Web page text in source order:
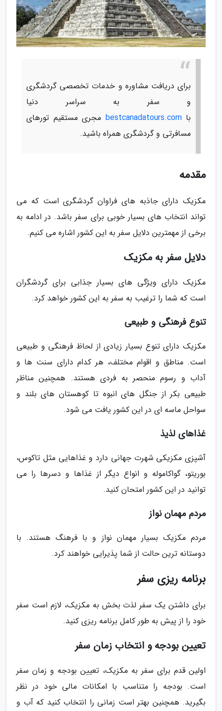
برای دریافت مشاوره و خدمات تخصصی گردشگری
و سفر به سراسر دنیا
باbestcanadatours.com مجری مستقیم تورهای
مسافرتی و گردشگری همراه باشید.
مقدمه
مکزیک دارای جاذبه های فراوان گردشگری است که می
تواند انتخاب های بسیار خوبی برای سفر باشد. در ادامه به
برخی از مهمترین دلایل سفر به این کشور اشاره می کنیم.
دلایل سفر به مکزیک
مکزیک دارای ویژگی های بسیار جذابی برای گردشگران
است که شما را ترغیب به سفر به این کشور خواهد کرد.
تنوع فرهنگی و طبیعی
مکزیک دارای تنوع بسیار زیادی از لحاظ فرهنگی و طبیعی
است. مناطق و اقوام مختلف، هر کدام دارای سنت ها و
آداب و رسوم منحصر به فردی هستند. همچنین مناظر
طبیعی بکر از جنگل های انبوه تا کوهستان های بلند و
سواحل ماسه ای در این کشور یافت می شود.
غذاهای لذیذ
آشپزی مکزیکی شهرت جهانی دارد و غذاهایی مثل تاکوس،
بوریتو، گواکاموله و انواع دیگر از غذاها و دسرها را می
توانید در این کشور امتحان کنید.
مردم مهمان نواز
مردم مکزیک بسیار مهمان نواز و با فرهنگ هستند. با
دوستانه ترین حالت از شما پذیرایی خواهند کرد.
برنامه ریزی سفر
برای داشتن یک سفر لذت بخش به مکزیک، لازم است سفر
خود را از پیش به طور کامل برنامه ریزی کنید.
تعیین بودجه و انتخاب زمان سفر
اولین قدم برای سفر به مکزیک، تعیین بودجه و زمان سفر
است. بودجه را متناسب با امکانات مالی خود در نظر
بگیرید. همچنین بهتر است زمانی را انتخاب کنید که آب و